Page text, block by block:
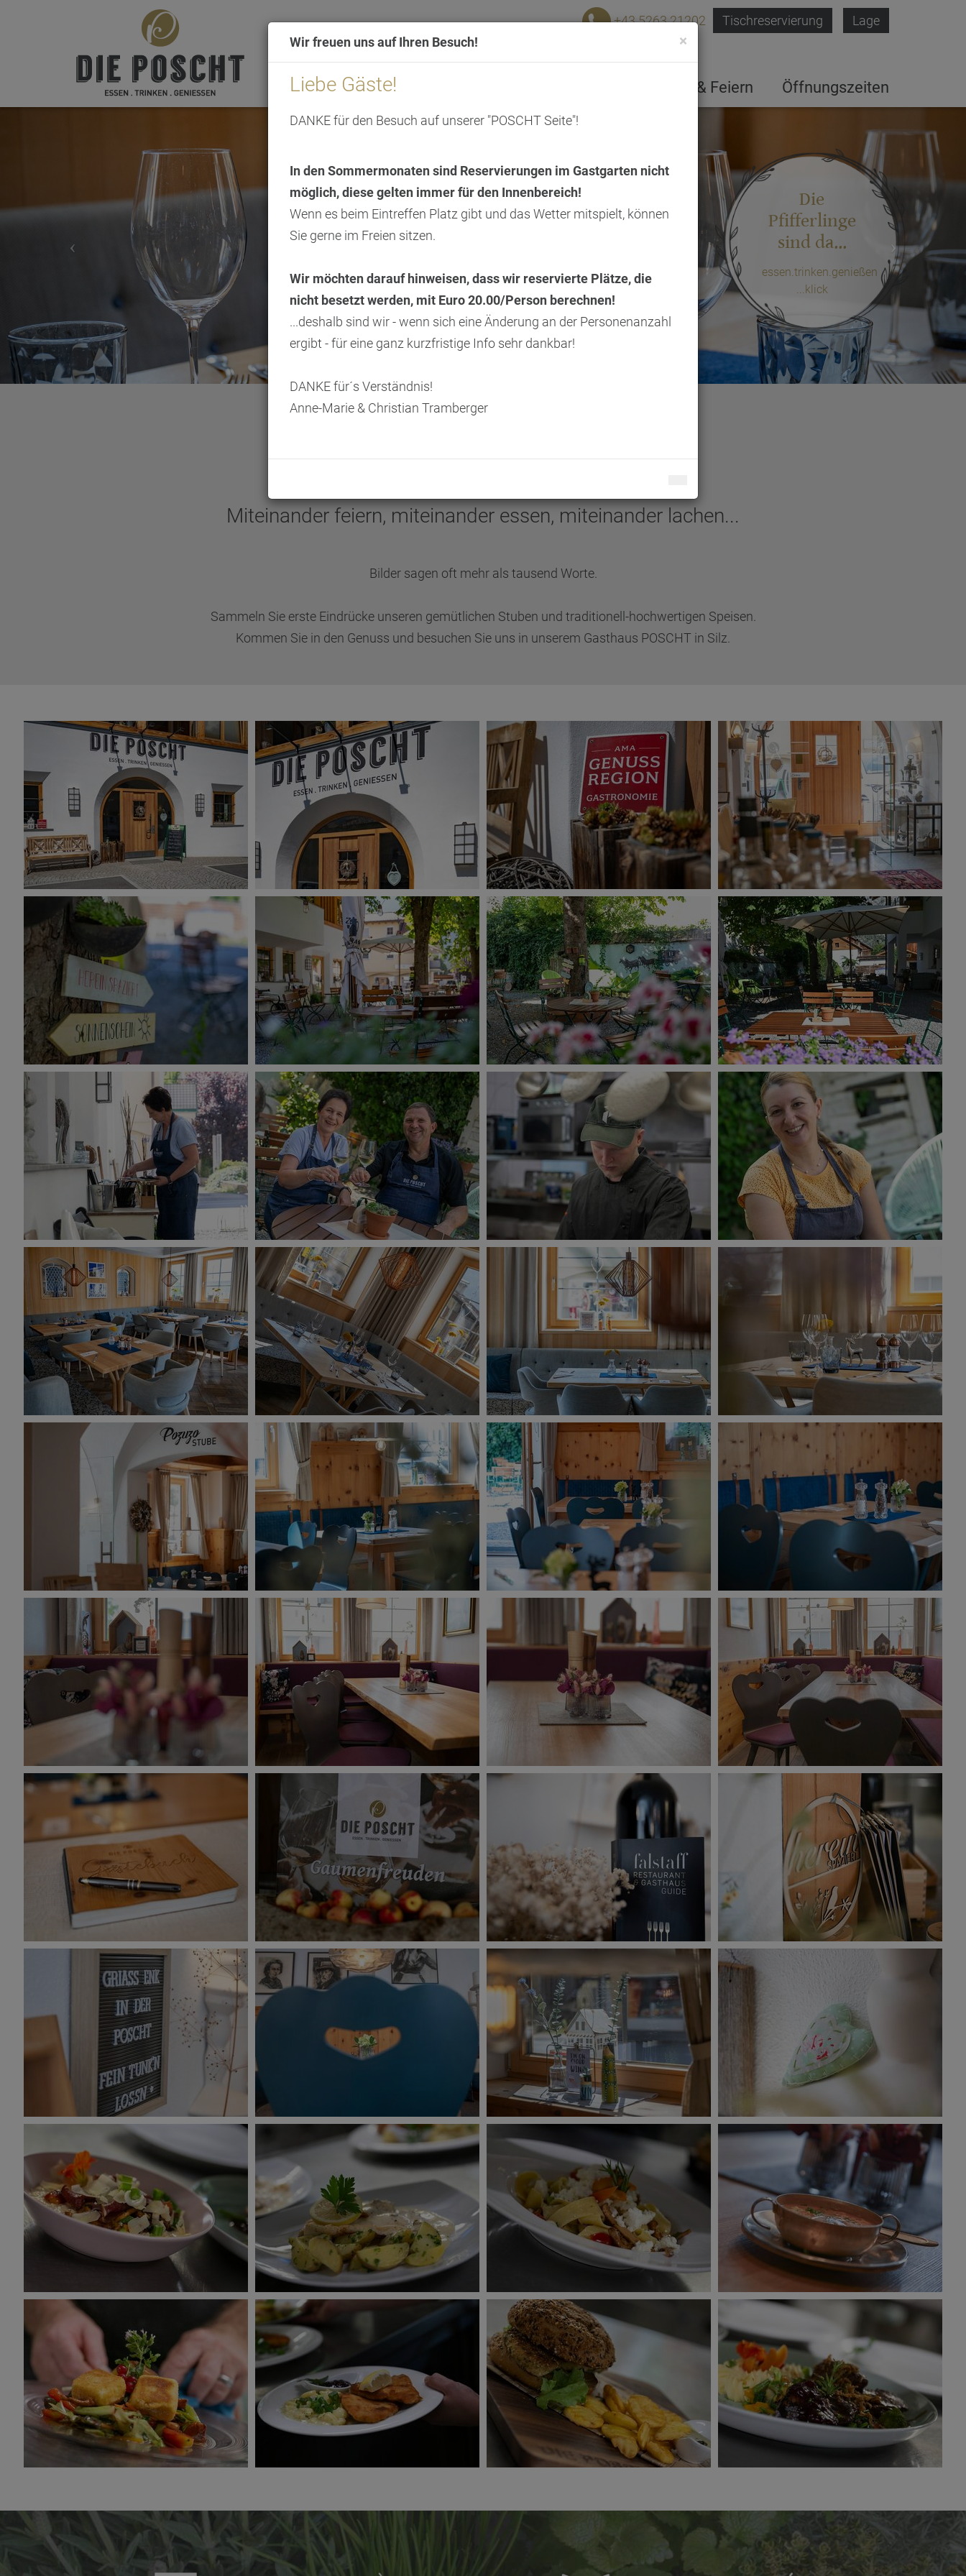
+43 5263 21202 Tischreservierung Lage
Die Gastwirte Feste & Feiern Öffnungszeiten
Die
Pfifferlinge
sind da...
essen.trinken.genießen
...klick
Bildergalerie
Miteinander feiern, miteinander essen, miteinander lachen...
Bilder sagen oft mehr als tausend Worte.
Sammeln Sie erste Eindrücke unseren gemütlichen Stuben und traditionell-hochwertigen Speisen.
Kommen Sie in den Genuss und besuchen Sie uns in unserem Gasthaus POSCHT in Silz.
Wir freuen uns auf Ihren Besuch! ×
Liebe Gäste!
DANKE für den Besuch auf unserer "POSCHT Seite"!
In den Sommermonaten sind Reservierungen im Gastgarten nicht
möglich, diese gelten immer für den Innenbereich!
Wenn es beim Eintreffen Platz gibt und das Wetter mitspielt, können
Sie gerne im Freien sitzen.
Wir möchten darauf hinweisen, dass wir reservierte Plätze, die
nicht besetzt werden, mit Euro 20.00/Person berechnen!
...deshalb sind wir - wenn sich eine Änderung an der Personenanzahl
ergibt - für eine ganz kurzfristige Info sehr dankbar!
DANKE für´s Verständnis!
Anne-Marie & Christian Tramberger